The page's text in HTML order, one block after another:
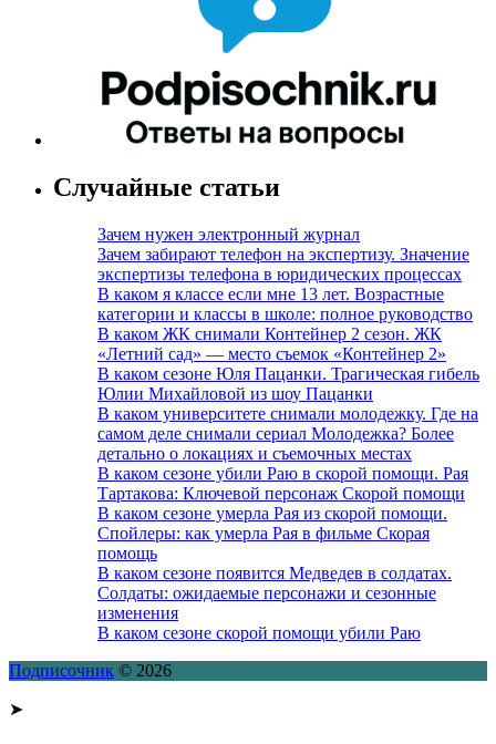
Случайные статьи
Зачем нужен электронный журнал
Зачем забирают телефон на экспертизу. Значение
экспертизы телефона в юридических процессах
В каком я классе если мне 13 лет. Возрастные
категории и классы в школе: полное руководство
В каком ЖК снимали Контейнер 2 сезон. ЖК
«Летний сад» — место съемок «Контейнер 2»
В каком сезоне Юля Пацанки. Трагическая гибель
Юлии Михайловой из шоу Пацанки
В каком университете снимали молодежку. Где на
самом деле снимали сериал Молодежка? Более
детально о локациях и съемочных местах
В каком сезоне убили Раю в скорой помощи. Рая
Тартакова: Ключевой персонаж Скорой помощи
В каком сезоне умерла Рая из скорой помощи.
Спойлеры: как умерла Рая в фильме Скорая
помощь
В каком сезоне появится Медведев в солдатах.
Солдаты: ожидаемые персонажи и сезонные
изменения
В каком сезоне скорой помощи убили Раю
Подписочник © 2026
➤